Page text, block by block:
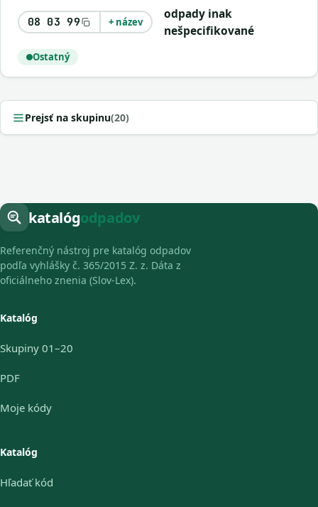
08 03 99 + název
odpady inak
nešpecifikované
Ostatný
Prejsť na skupinu(20)
katalógodpadov
Referenčný nástroj pre katalóg odpadov
podľa vyhlášky č. 365/2015 Z. z. Dáta z
oficiálneho znenia (Slov-Lex).
Katalóg
Skupiny 01–20
PDF
Moje kódy
Katalóg
Hľadať kód